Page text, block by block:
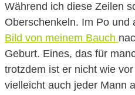
Während ich diese Zeilen
Oberschenkeln. Im Po und
Bild von meinem Bauch
Geburt. Eines, das für
trotzdem ist er nicht wie
vielleicht auch jeder Mann